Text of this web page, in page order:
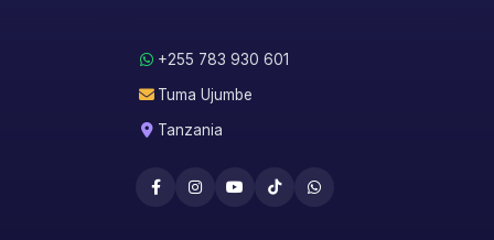
+255 783 930 601
Tuma Ujumbe
Tanzania